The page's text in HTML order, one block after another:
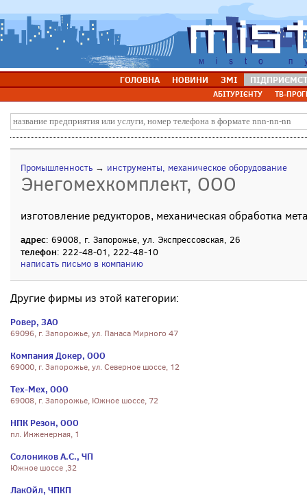
ГОЛОВНА НОВИНИ ЗМІ
АБІТУРІЄНТУ ТВ-
Промышленность → инструменты, механическое оборудование
Энегомехкомплект, ООО
изготовление редукторов, механическая обработка
адрес: 69008, г. Запорожье, ул. Экспрессовская, 26
телефон: 222-48-01, 222-48-10
написать письмо в компанию
Другие фирмы из этой категории:
Ровер, ЗАО
69096, г. Запорожье, ул. Панаса Мирного 47
Компания Докер, ООО
69000, г. Запорожье, ул. Северное шоссе, 12
Тех-Мех, ООО
69008, г. Запорожье, Южное шоссе, 72
НПК Резон, ООО
пл. Инженерная, 1
Солоников А.С., ЧП
Южное шоссе ,32
ЛакОйл, ЧПКП